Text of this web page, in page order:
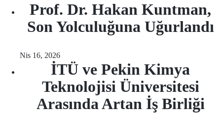
Prof. Dr. Hakan Kuntman,
Son Yolculuğuna Uğurlandı
Nis 16, 2026
İTÜ ve Pekin Kimya
Teknolojisi Üniversitesi
Arasında Artan İş Birliği